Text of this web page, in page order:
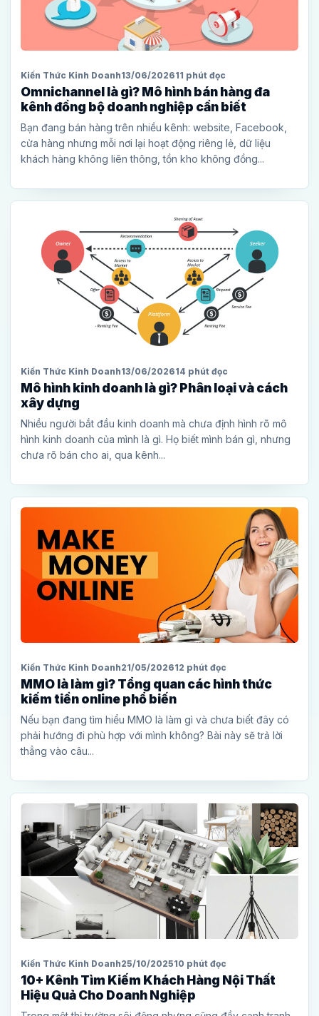
Kiến Thức Kinh Doanh13/06/202611 phút đọc
Omnichannel là gì? Mô hình bán hàng đa
kênh đồng bộ doanh nghiệp cần biết
Bạn đang bán hàng trên nhiều kênh: website, Facebook,
cửa hàng nhưng mỗi nơi lại hoạt động riêng lẻ, dữ liệu
khách hàng không liên thông, tồn kho không đồng...
Kiến Thức Kinh Doanh13/06/202614 phút đọc
Mô hình kinh doanh là gì? Phân loại và cách
xây dựng
Nhiều người bắt đầu kinh doanh mà chưa định hình rõ mô
hình kinh doanh của mình là gì. Họ biết mình bán gì, nhưng
chưa rõ bán cho ai, qua kênh...
Kiến Thức Kinh Doanh21/05/202612 phút đọc
MMO là làm gì? Tổng quan các hình thức
kiếm tiền online phổ biến
Nếu bạn đang tìm hiểu MMO là làm gì và chưa biết đây có
phải hướng đi phù hợp với mình không? Bài này sẽ trả lời
thẳng vào câu...
Kiến Thức Kinh Doanh25/10/202510 phút đọc
10+ Kênh Tìm Kiếm Khách Hàng Nội Thất
Hiệu Quả Cho Doanh Nghiệp